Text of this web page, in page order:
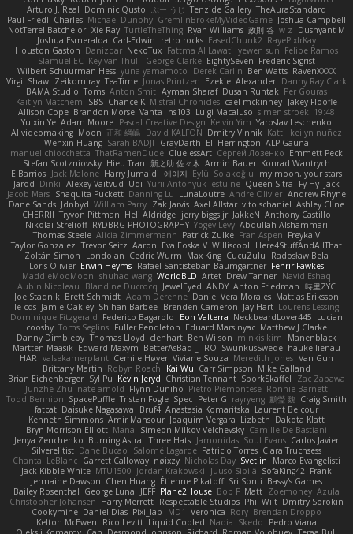
Arturo J. Real Dominic Qusto ぶー うじ Tenzide Gallery TheAuraStandard
Paul Friedl Charles Michael Dunphy GremlinBrokeMyVideoGame Joshua Campbell
NotTerrellBatchelor Xie Ray TurtleTheThing Ryan Williams 政則 谷 w z
Dushyant M
Joshua Esmeralda Carl-Edwin retro rocks EasedChunk2 RayePixlrKay
Houston Gaston Danizoar NekoTux Fattma Al Lawati yewen sun Felipe Ramos
Slamuel EC Key van Thull George Clarke EightySeven Frederic Sigrist
Wilbert Schuurman Hess yuna yamamoto Derek Carlin Ben Watts RavenXXXX
Virgil Shaw Zeikomiray TeaTime Jonas Printzen Ezekiel Alexander Danny Ray Clark
BAMA Studio Toms Anton Smit Ayman Sharaf Dusan Runtak Per Gouras
Kaitlyn Matchem
SBS Chance K Mistral Chronicles cael mckinney Jakey Floofle
Allison Cope Brandon Morse Vanta ns103 Luigi Macaluso simen stroek 19:48
Yu xin Ye Adam Moore Pascal Creative Design Kelvin Yim Yaroslav Leschenko
AI videomaking Moon 正和 綱嶋 David KALFON Dmitry Vinnik Katti keilyn nuñez
Wenxin Huang Sarah BADJI GrayDarth Eli Herrington ALP Gauna
manuel chiocchetta ThatRamenDude CluelessArt Cергей Лозенко Emmett Peck
Stefan Scotzniovsky Hieu Tran 新之助 佐々木 Armin Bauer Konrad Wantrych
E Barrios Jack Malone Harry Jumaidi 에이지 Eylül Solakoğlu
my moon, your stars
Jarod Dinki Alexey Vaitvud Udi Yurii Antonyuk estuine Queen Sitra Fy Hy Jack
Jacob Mars Shaquita Puckett Danning Lu LunaLoutre Andre Olivier Andrew Rhyne
Dane Sands Jdnbyd William Parry Zak Jarvis Axel Allstar vito schaniel Ashley Cline
CHERRII Tryvon Pittman Heli Aldridge jerry biggs jr JakkeN Anthony Castillo
Nikolai Strelioff RYDBRG PHOTOGRAPHY Yogev Levy Abdullah Alshammari
Thomas Steele Alicia Zimmermann Patrick Zulke Fran Aspen Freyka V
Taylor Gonzalez Trevor Seitz Aaron Eva Eoska V Williscool
Here4StuffAndAllThat
Zoltán Simon
Londolan Cedric Wurm Max King CucuZulu
Radosław Bela
Loris Olivier Erwin Heyms Rafael Santisteban Baumgartner Fenrir Fawkes
MaddieMooMoon shuhao wang WorldBLD Artet Drew Tanner Navid Eshaq
Aubin Nicoleau
Blandine Ducrocq JewelEyed ANDY Anton Friedman 時里ZYC
Joe Stadnik Brett Schmidt Adam Derenne Daniel Vera Morales Mattias Eriksson
le-cds Jamie Oakley Shihan Barbee Brenden Cameron Jay Hart Lourens Lessing
Dominique Fitzgerald Federico Bagarolo Eon Valterra NeckbeardLover445 Lucian
cooshy Toms Seglins Fuller Pendleton Eduard Marsinyac Matthew J Clarke
Danny Dimbleby Thomas Lloyd clenhart Ben Wilson minkis kim
Manenblack
Martten Maasik Edward Maxym BetterAsBad _ RO SwunkusSwede hauke lienau
HAR valsekamerplant Cemile Høyer Viviane Souza Meredith Jones Van Gun
Brittany Martin Robyn Roach Kai Wu Carr Simpson Mike Galland
Brian Eichenberger Syl Pu Kevin Jeryd Christian Tennant SporkSkaffel
Zac Zabawa
Junzhe Zhu nate arnold Flynn Duniho Pietro Piemontese Ronnie Barnett
Todd Bennion SpacePuffle Tristan Fogle Spec Peter G rayryeng 鸝瑩 魏 Craig Smith
fatcat Daisuke Nagasawa Bruf4 Anastasia Komaritska Laurent Belcour
Kenneth Simmons Amir Mansour Joaquim Vergara Lizbeth Dakota Klatt
Bryn Morrison-Elliott Mana Simeon Milkov Velchevsky Camille De Bastiani
Jenya Zenchenko Burning Astral Three Hats Jamonidas Soul Evans Carlos Javier
Silverelitist Dane Bucao Salomé Lagarde Patricio Torres Clara Truchsess
Chantal LeBlanc Garrett Calloway nøixzy Nicholas Day Svetlin
Marco Evangelisti
Jack Kibble-White MTU1500 Jordan Krakowski Juuso Sipilä SofaKing42 Frank
Jermaine Dawson Chen Huang Étienne Pikatoff Sri Sonti Bassy's Games
Bailey Rosenthal George Luna JEFF Plane2House Bob F Matt Zoemoney Azula
Christopher Johansen Harry Merrett Respectable Studios Phil Wilt Dmitry Sorokin
Cookymine Daniel Dias Pixi_lab MD1 Veronica Rory Brendan Droppo
Kelton McEwen
Rico Levitt Liquid Cooled Nadia Skedo
Pedro Viana